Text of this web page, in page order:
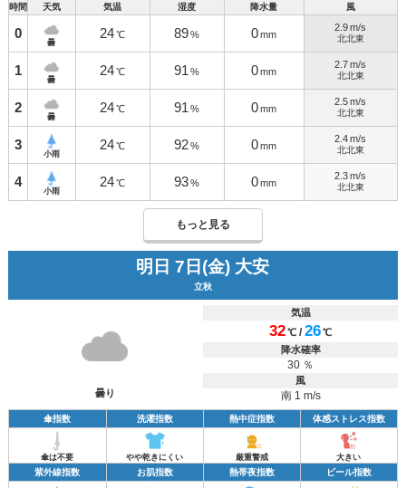
時間 天気 気温 湿度 降水量 風
0
曇
24 ℃ 89 % 0 mm
2.9 m/s
北北東
1
曇
24 ℃ 91 % 0 mm
2.7 m/s
北北東
2
曇
24 ℃ 91 % 0 mm
2.5 m/s
北北東
3
小雨
24 ℃ 92 % 0 mm
2.4 m/s
北北東
4
小雨
24 ℃ 93 % 0 mm
2.3 m/s
北北東
もっと見る
明日 7日(金) 大安
立秋
曇り
気温
32℃ /26℃
降水確率
30 ％
風
南 1 m/s
傘指数 洗濯指数 熱中症指数 体感ストレス指数
傘は不要 やや乾きにくい 厳重警戒 大きい
紫外線指数 お肌指数 熱帯夜指数 ビール指数